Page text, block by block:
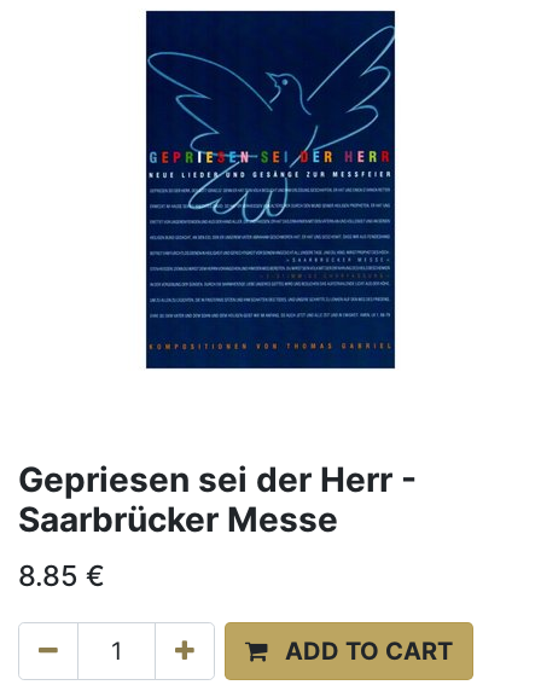
Gepriesen sei der Herr -
Saarbrücker Messe
8.85 €
ADD TO CART